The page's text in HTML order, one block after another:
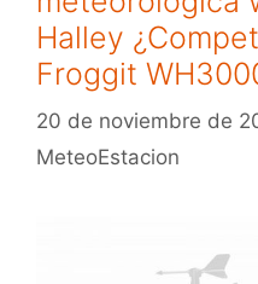
Halley
Froggit
20 de noviembre de
MeteoEstacion